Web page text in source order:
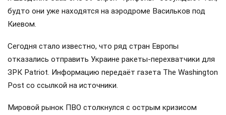
будто они уже находятся на аэродроме Васильков под
Киевом.
Сегодня стало известно, что ряд стран Европы
отказались отправить Украине ракеты-перехватчики для
ЗРК Patriot. Информацию передаёт газета The Washington
Post со ссылкой на источники.
Мировой рынок ПВО столкнулся с острым кризисом